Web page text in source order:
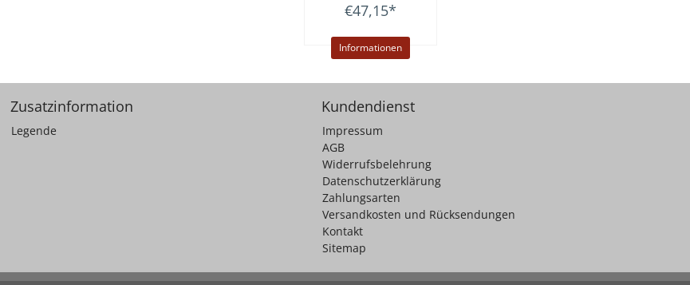
€47,15*
Informationen
Zusatzinformation
Legende
Kundendienst
Impressum
AGB
Widerrufsbelehrung
Datenschutzerklärung
Zahlungsarten
Versandkosten und Rücksendungen
Kontakt
Sitemap